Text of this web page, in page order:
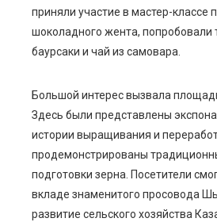
приняли участие в мастер-классе
шоколадного жента, попробовали
баурсаки и чай из самовара.
Большой интерес вызвала
Здесь были представлены
истории выращивания и
продемонстрированы
подготовки зерна. Посетители
вкладе знаменитого просовода
развитие сельского хозяйства